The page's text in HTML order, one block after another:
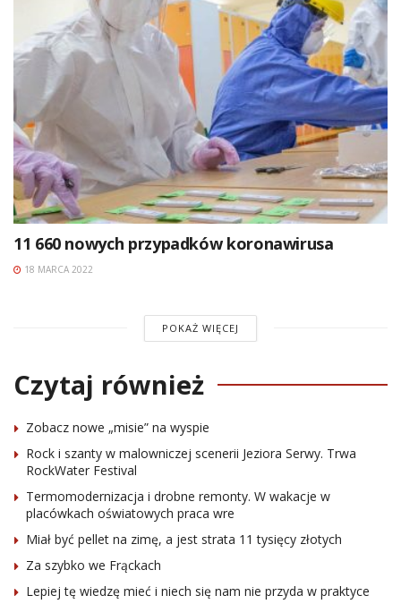
11 660 nowych przypadków koronawirusa
18 MARCA 2022
POKAŻ WIĘCEJ
Czytaj również
Zobacz nowe „misie” na wyspie
Rock i szanty w malowniczej scenerii Jeziora Serwy. Trwa
RockWater Festival
Termomodernizacja i drobne remonty. W wakacje w
placówkach oświatowych praca wre
Miał być pellet na zimę, a jest strata 11 tysięcy złotych
Za szybko we Frąckach
Lepiej tę wiedzę mieć i niech się nam nie przyda w praktyce